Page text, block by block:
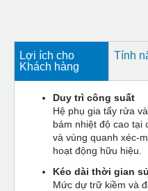
Lợi ích cho
Khách hàng
Tính
Duy trì công suất
Hệ phụ gia tẩy rửa
bám nhiệt độ cao tại
và vùng quanh xéc-
hoạt động hữu hiệu.
Kéo dài thời gian
Mức dự trữ kiềm và